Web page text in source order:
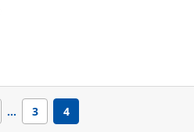
… 3 4